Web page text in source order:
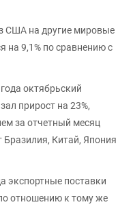
США на другие мировые
на 9,1% по сравнению с
октябрьский
прирост на 23%,
за отчетный месяц
Бразилия, Китай, Япония
экспортные поставки
отношению к тому же